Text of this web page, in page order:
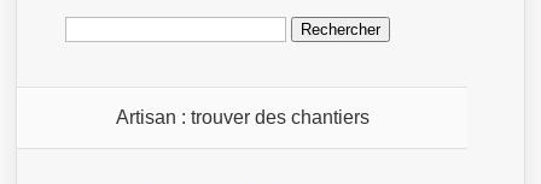
Rechercher :
Artisan : trouver des chantiers